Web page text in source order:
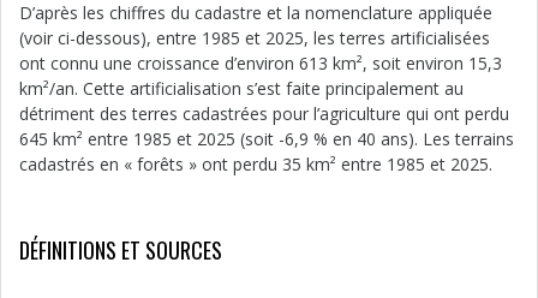
D’après les chiffres du cadastre et la nomenclature appliquée
(voir ci-dessous), entre 1985 et 2025, les terres artificialisées
ont connu une croissance d’environ 613 km², soit environ 15,3
km²/an. Cette artificialisation s’est faite principalement au
détriment des terres cadastrées pour l’agriculture qui ont perdu
645 km² entre 1985 et 2025 (soit -6,9 % en 40 ans). Les terrains
cadastrés en « forêts » ont perdu 35 km² entre 1985 et 2025.
DÉFINITIONS ET SOURCES